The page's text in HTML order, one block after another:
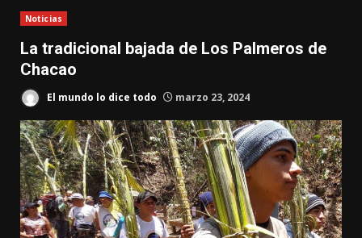
Noticias
La tradicional bajada de Los Palmeros de
Chacao
El mundo lo dice todo marzo 23, 2024